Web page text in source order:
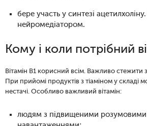
бере участь у синтезі
нейромедіатором.
Кому і коли потрібний
Вітамін B1 корисний всім. Важливо стежити
При прийомі продуктів з тіаміном у складі
нестачі. Особливо важливий вітамін:
людям з підвищеними розумовими